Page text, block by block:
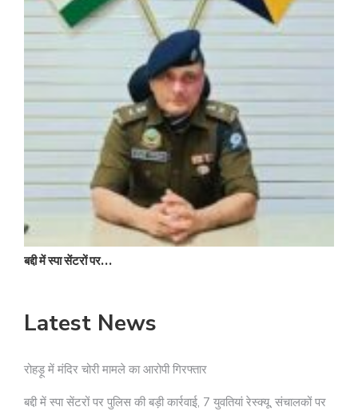
बद्दी में स्पा सेंटरों पर…
Latest News
रोहड़ू में मंदिर चोरी मामले का आरोपी गिरफ्तार
बद्दी में स्पा सेंटरों पर पुलिस की बड़ी कार्रवाई, 7 युवतियां रेस्क्यू, संचालकों पर